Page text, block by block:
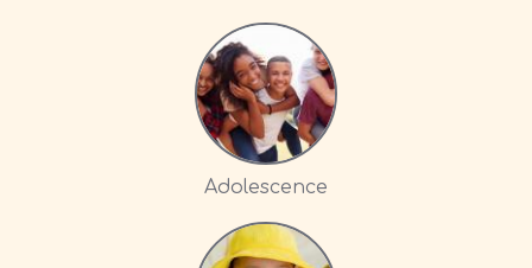
Adolescence